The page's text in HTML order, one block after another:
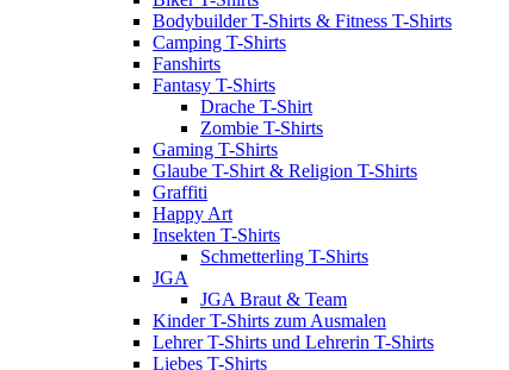
Bodybuilder T-Shirts & Fitness T-Shirts
Camping T-Shirts
Fanshirts
Fantasy T-Shirts
Drache T-Shirt
Zombie T-Shirts
Gaming T-Shirts
Glaube T-Shirt & Religion T-Shirts
Graffiti
Happy Art
Insekten T-Shirts
Schmetterling T-Shirts
JGA
JGA Braut & Team
Kinder T-Shirts zum Ausmalen
Lehrer T-Shirts und Lehrerin T-Shirts
Liebes T-Shirts